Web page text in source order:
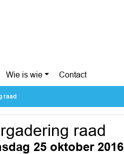
Wie is wie Contact
raad
raad
25 oktober 2016